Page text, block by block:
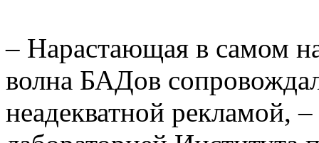
– Нарастающая в самом
волна БАДов
неадекватной рекламой,